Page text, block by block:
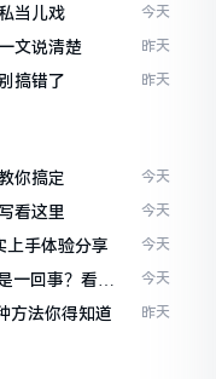
当儿戏 今天
文说清楚 昨天
搞错了 昨天
你搞定 今天
看这里 今天
手体验分享 今天
回事？看完
今天
方法你得知道 昨天